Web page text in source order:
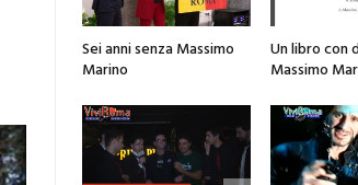
Sei anni senza Massimo
Marino
Un libro con
Massimo